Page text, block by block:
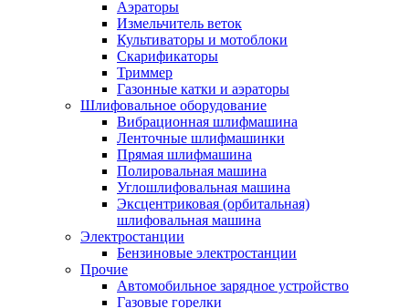
Аэраторы
Измельчитель веток
Культиваторы и мотоблоки
Скарификаторы
Триммер
Газонные катки и аэраторы
Шлифовальное оборудование
Вибрационная шлифмашина
Ленточные шлифмашинки
Прямая шлифмашина
Полировальная машина
Углошлифовальная машина
Эксцентриковая (орбитальная)
шлифовальная машина
Электростанции
Бензиновые электростанции
Прочие
Автомобильное зарядное устройство
Газовые горелки